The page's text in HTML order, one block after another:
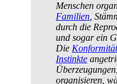
Menschen
Familien ,
durch die
und sogar ein
Die
Instinkte
organisieren,